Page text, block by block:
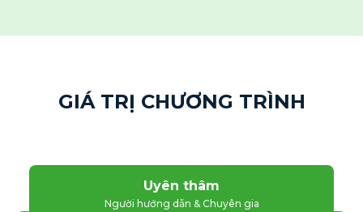
cứu và chất lượng chuyên môn của đội ngũ người
hướng dẫn, các khách mời chuyên gia trong phiên
GIÁ TRỊ CHƯƠNG TRÌNH
Uyên thâm
Người hướng dẫn & Chuyên gia